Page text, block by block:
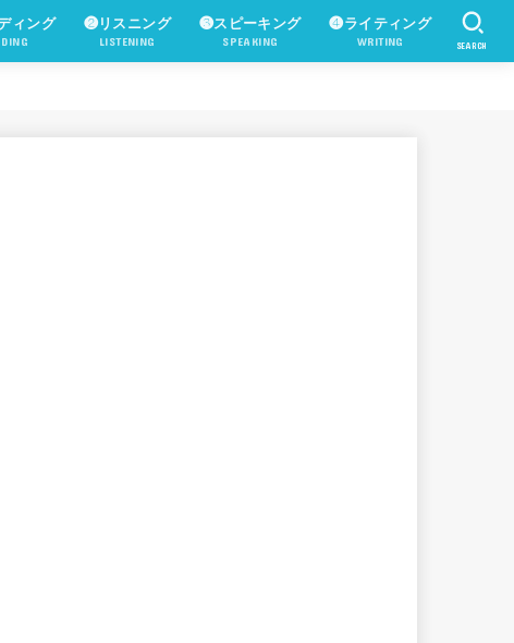
ィング ❷リスニング
LISTENING
❸スピーキング
SPEAKING
❹ライティング
WRITING SEARCH